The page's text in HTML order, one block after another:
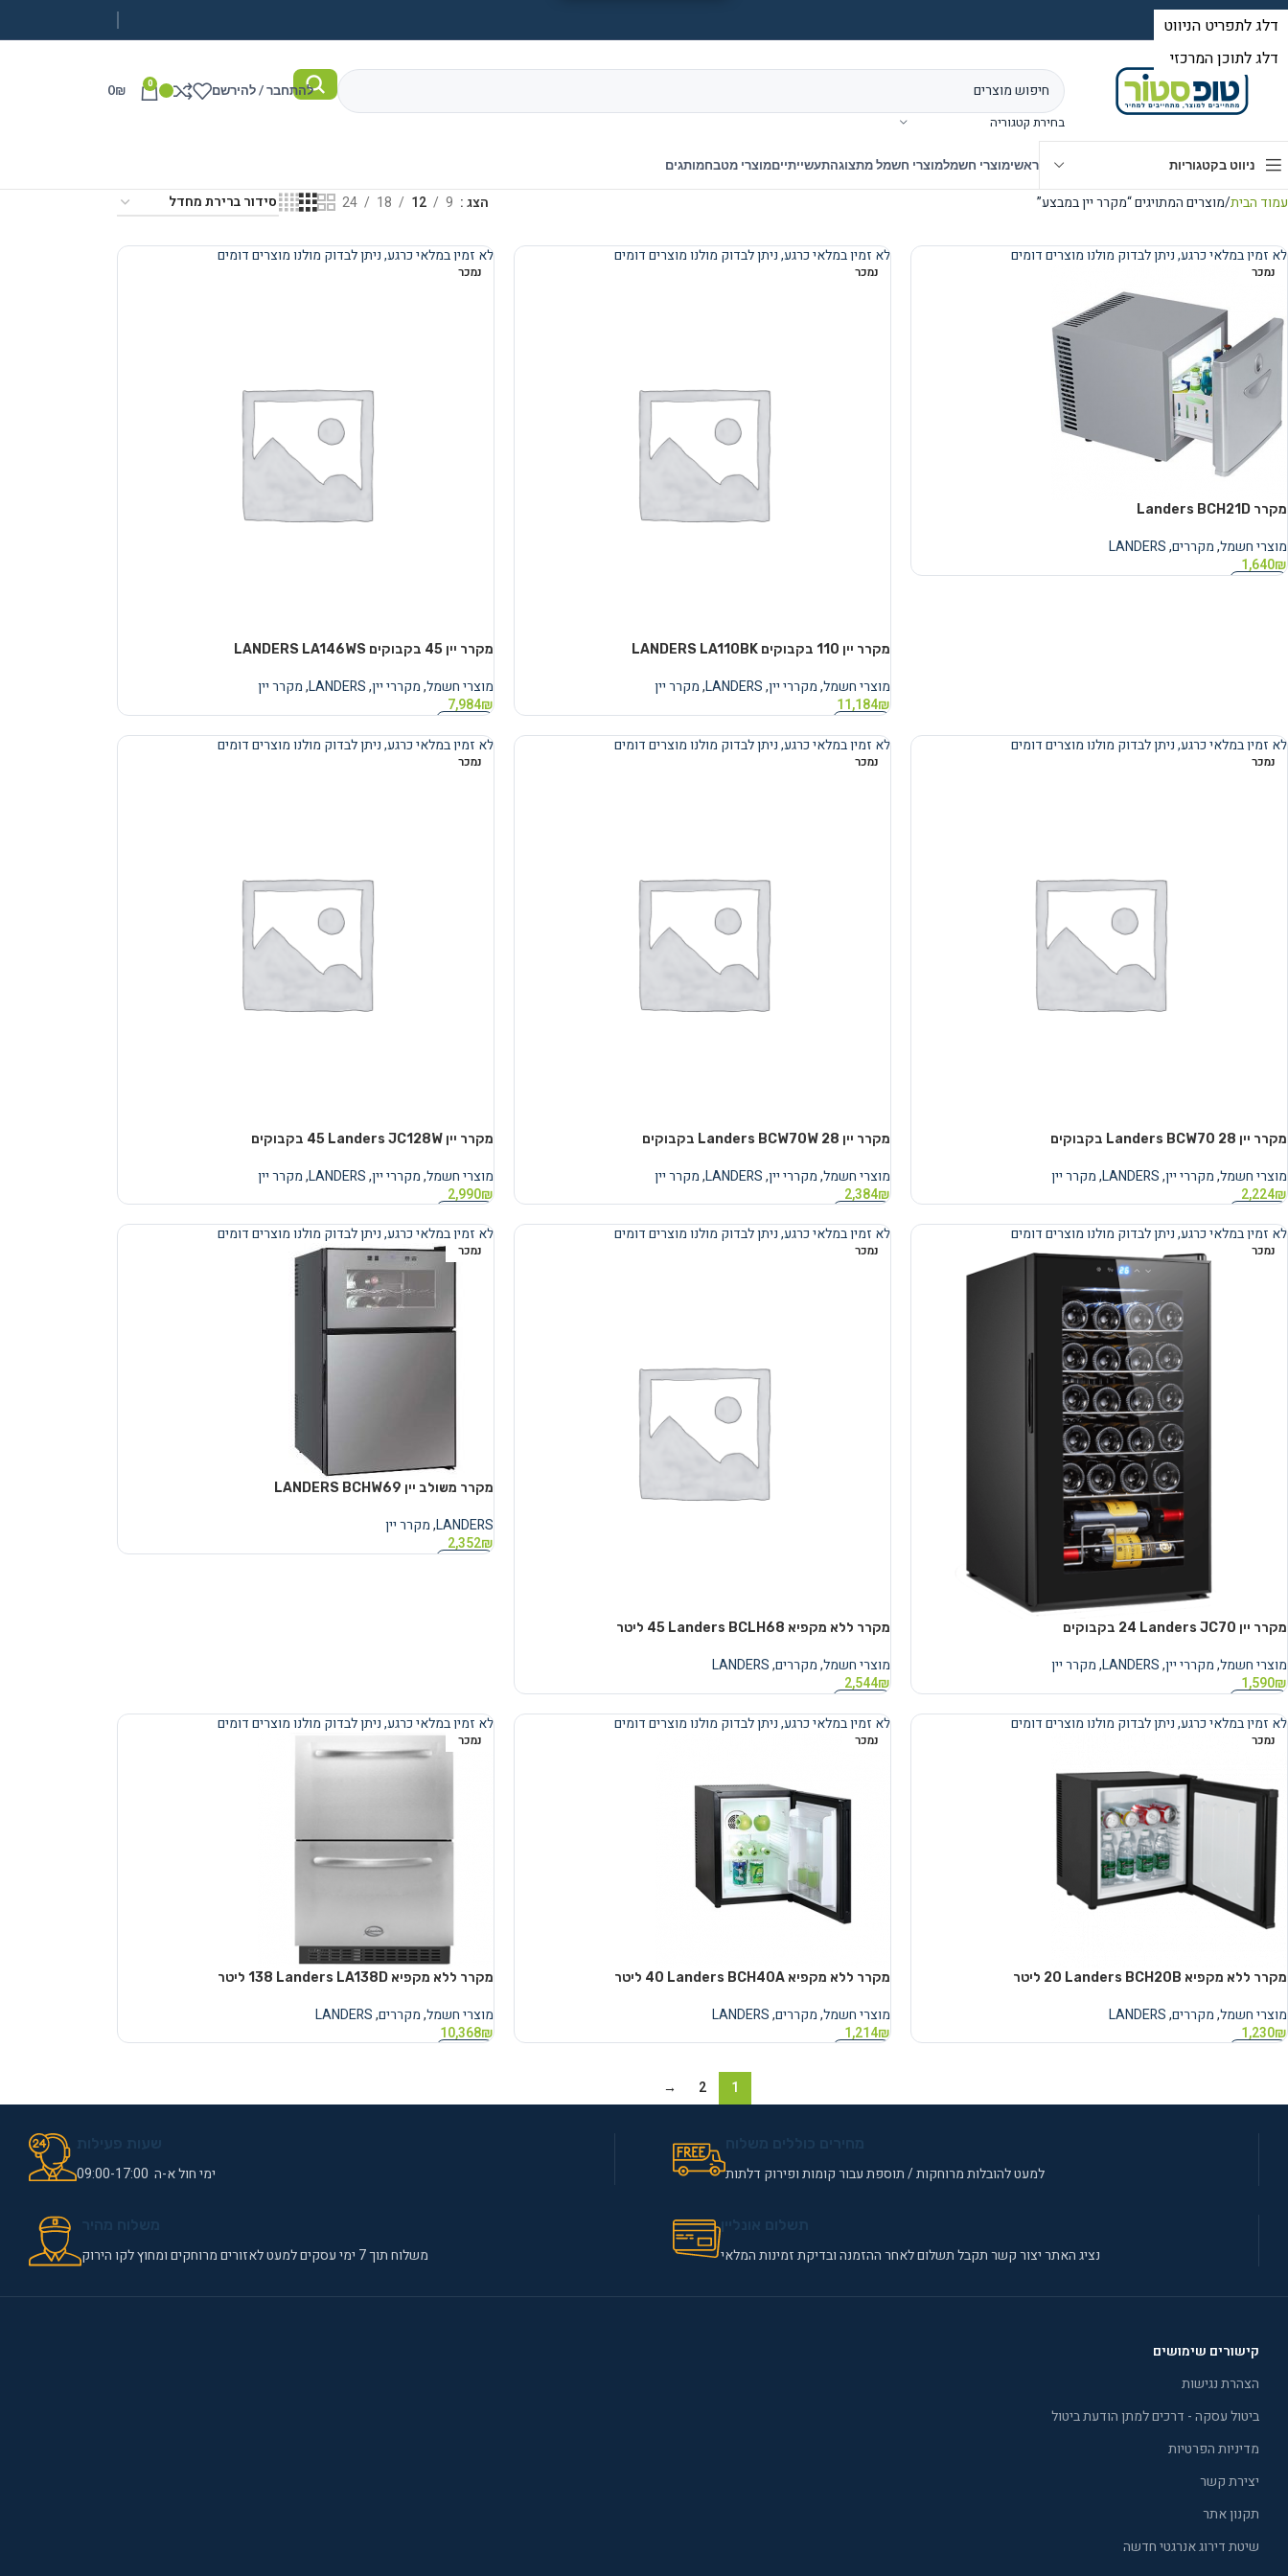
בחירת קטגוריה
להתחבר / להירשם 0
0₪
ניווט בקטגוריות ראשימוצרי חשמלמוצרי חשמל מתצוגהתעשייתייםמוצרי מטבחמותגים
עמוד הבית מוצרים המתויגים “מקרר יין במבצע” הצג 9
12
18
24
נמכר
לא זמין במלאי כרגע, ניתן לבדוק מולנו מוצרים דומים
מקרר Landers BCH21D
מוצרי חשמל,מקררים,
LANDERS
1,640₪
מידע נוסף
נמכר
לא זמין במלאי כרגע, ניתן לבדוק מולנו מוצרים דומים
מקרר יין 110 בקבוקים LANDERS LA110BK
מוצרי חשמל,מקררי יין,
LANDERS
,מקרר יין
11,184₪
מידע נוסף
נמכר
לא זמין במלאי כרגע, ניתן לבדוק מולנו מוצרים דומים
מקרר יין 45 בקבוקים LANDERS LA146WS
מוצרי חשמל,מקררי יין,
LANDERS
,מקרר יין
7,984₪
מידע נוסף
נמכר
לא זמין במלאי כרגע, ניתן לבדוק מולנו מוצרים דומים
מקרר יין Landers BCW70 28 בקבוקים
מוצרי חשמל,מקררי יין,
LANDERS
,מקרר יין
2,224₪
מידע נוסף
נמכר
לא זמין במלאי כרגע, ניתן לבדוק מולנו מוצרים דומים
מקרר יין Landers BCW70W 28 בקבוקים
מוצרי חשמל,מקררי יין,
LANDERS
,מקרר יין
2,384₪
מידע נוסף
נמכר
לא זמין במלאי כרגע, ניתן לבדוק מולנו מוצרים דומים
מקרר יין Landers JC128W ‏45 ‏בקבוקים
מוצרי חשמל,מקררי יין,
LANDERS
,מקרר יין
2,990₪
מידע נוסף
נמכר
לא זמין במלאי כרגע, ניתן לבדוק מולנו מוצרים דומים
מקרר יין Landers JC70 ‏24 ‏בקבוקים
מוצרי חשמל,מקררי יין,
LANDERS
,מקרר יין
1,590₪
מידע נוסף
נמכר
לא זמין במלאי כרגע, ניתן לבדוק מולנו מוצרים דומים
מקרר ללא מקפיא Landers BCLH68 ‏45 ‏ליטר
מוצרי חשמל,מקררים,
LANDERS
2,544₪
מידע נוסף
נמכר
לא זמין במלאי כרגע, ניתן לבדוק מולנו מוצרים דומים
מקרר משולב יין LANDERS BCHW69
LANDERS
,מקרר יין
2,352₪
מידע נוסף
נמכר
לא זמין במלאי כרגע, ניתן לבדוק מולנו מוצרים דומים
מקרר ‏ללא מקפיא Landers BCH20B ‏20 ‏ליטר
מוצרי חשמל,מקררים,
LANDERS
1,230₪
מידע נוסף
נמכר
לא זמין במלאי כרגע, ניתן לבדוק מולנו מוצרים דומים
מקרר ‏ללא מקפיא Landers BCH40A ‏40 ‏ליטר
מוצרי חשמל,מקררים,
LANDERS
1,214₪
מידע נוסף
נמכר
לא זמין במלאי כרגע, ניתן לבדוק מולנו מוצרים דומים
מקרר ‏ללא מקפיא Landers LA138D ‏138 ‏ליטר
מוצרי חשמל,מקררים,
LANDERS
10,368₪
מידע נוסף
1
2
→
למעט להובלות מרוחקות / תוספת עבור קומות ופירוק דלתות ימי חול א-ה 09:00-17:00
נציג האתר יצור קשר תקבל תשלום לאחר ההזמנה ובדיקת זמינות המלאי משלוח תוך 7 ימי עסקים למעט לאזורים מרוחקים ומחוץ לקו הירוק
קישורים שימושים
הצהרת נגישות
ביטול עסקה - דרכים למתן הודעת ביטול
מדיניות הפרטיות
יצירת קשר
תקנון אתר
שיטת דירוג אנרגטי חדשה